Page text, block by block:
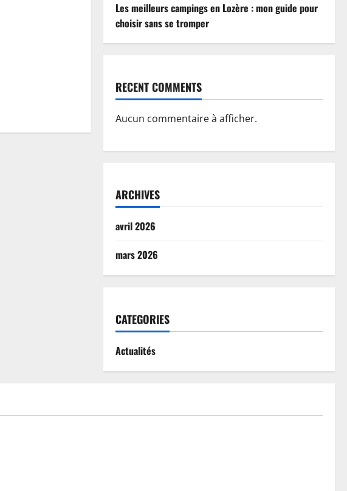
Les meilleurs campings en Lozère : mon guide pour
choisir sans se tromper
RECENT COMMENTS
Aucun commentaire à afficher.
ARCHIVES
avril 2026
mars 2026
CATEGORIES
Actualités